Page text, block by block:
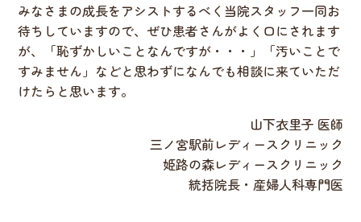
みなさまの成長をアシストするべく当院スタッフ一同お
待ちしていますので、ぜひ患者さんがよく口にされます
が、「恥ずかしいことなんですが・・・」「汚いことで
すみません」などと思わずになんでも相談に来ていただ
けたらと思います。
山下衣里子 医師
三ノ宮駅前レディースクリニック
姫路の森レディースクリニック
統括院長・産婦人科専門医